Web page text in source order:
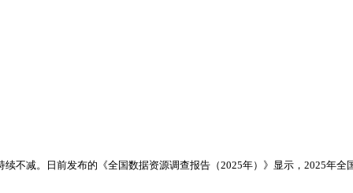
不减。日前发布的《全国数据资源调查报告（2025年）》显示，2025年